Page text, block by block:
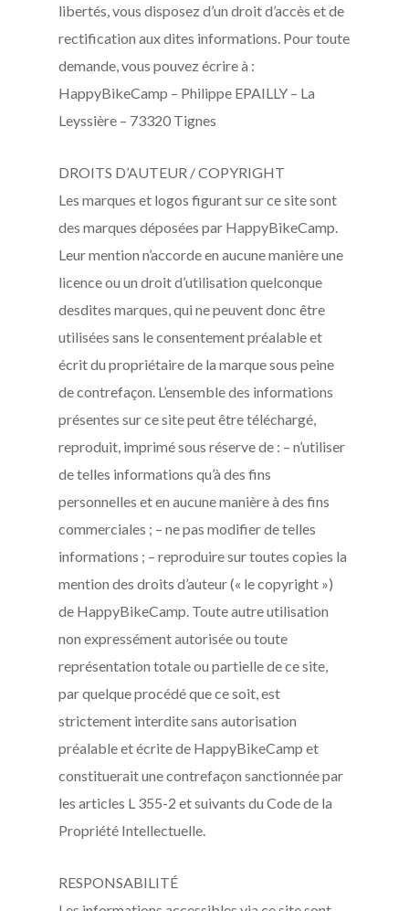
libertés, vous disposez d’un droit d’accès et de
rectification aux dites informations. Pour toute
demande, vous pouvez écrire à :
HappyBikeCamp – Philippe EPAILLY – La
Leyssière – 73320 Tignes
DROITS D’AUTEUR / COPYRIGHT
Les marques et logos figurant sur ce site sont
des marques déposées par HappyBikeCamp.
Leur mention n’accorde en aucune manière une
licence ou un droit d’utilisation quelconque
desdites marques, qui ne peuvent donc être
utilisées sans le consentement préalable et
écrit du propriétaire de la marque sous peine
de contrefaçon. L’ensemble des informations
présentes sur ce site peut être téléchargé,
reproduit, imprimé sous réserve de : – n’utiliser
de telles informations qu’à des fins
personnelles et en aucune manière à des fins
commerciales ; – ne pas modifier de telles
informations ; – reproduire sur toutes copies la
mention des droits d’auteur (« le copyright »)
de HappyBikeCamp. Toute autre utilisation
non expressément autorisée ou toute
représentation totale ou partielle de ce site,
par quelque procédé que ce soit, est
strictement interdite sans autorisation
préalable et écrite de HappyBikeCamp et
constituerait une contrefaçon sanctionnée par
les articles L 355-2 et suivants du Code de la
Propriété Intellectuelle.
RESPONSABILITÉ